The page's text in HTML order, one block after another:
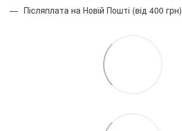
Післяплата на Новій Пошті (від 400 грн)